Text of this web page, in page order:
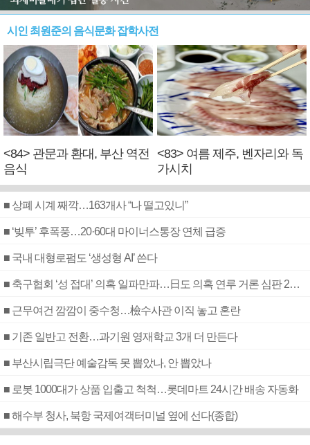
시인 최원준의 음식문화 잡학사전
<84> 관문과 환대, 부산 역전
음식
<83> 여름 제주, 벤자리와 독
가시치
■ 상폐 시계 째깍…163개사 “나 떨고있니”
■ ‘빚투’ 후폭풍…20·60대 마이너스통장 연체 급증
■ 국내 대형로펌도 ‘생성형 AI’ 쓴다
■ 축구협회 ‘성 접대’ 의혹 일파만파…日도 의혹 연루 거론 심판 2명 조사
■ 근무여건 깜깜이 중수청…檢수사관 이직 놓고 혼란
■ 기존 일반고 전환…과기원 영재학교 3개 더 만든다
■ 부산시립극단 예술감독 못 뽑았나, 안 뽑았나
■ 로봇 1000대가 상품 입출고 척척…롯데마트 24시간 배송 자동화
■ 해수부 청사, 북항 국제여객터미널 옆에 선다(종합)